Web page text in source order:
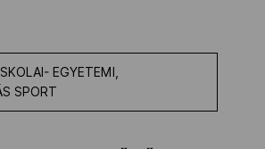
EGYETEMI,
SPORT